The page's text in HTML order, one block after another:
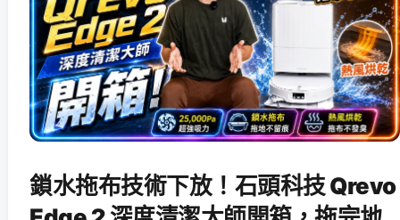
鎖水拖布技術下放！石頭科技 Qrevo